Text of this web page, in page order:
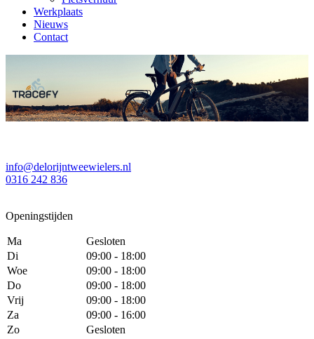
Werkplaats
Nieuws
Contact
info@delorijntweewielers.nl
0316 242 836
Openingstijden
Ma
Gesloten
Di
09:00 - 18:00
Woe
09:00 - 18:00
Do
09:00 - 18:00
Vrij
09:00 - 18:00
Za
09:00 - 16:00
Zo
Gesloten